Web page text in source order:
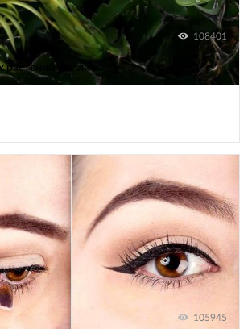
108401
растений Земли
105945